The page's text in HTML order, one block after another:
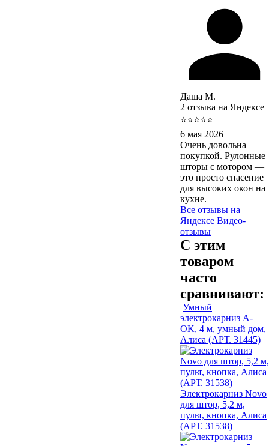
Даша М.
2 отзыва на Яндексе
⭐⭐⭐⭐⭐
6 мая 2026
Очень довольна
покупкой. Рулонные
шторы с мотором —
это просто спасение
для высоких окон на
кухне.
Все отзывы на
Яндексе Видео-
отзывы
С этим
товаром
часто
сравнивают:
Умный
электрокарниз A-
OK, 4 м, умный дом,
Алиса (АРТ. 31445)
Электрокарниз Novo
для штор, 5,2 м,
пульт, кнопка, Алиса
(АРТ. 31538)